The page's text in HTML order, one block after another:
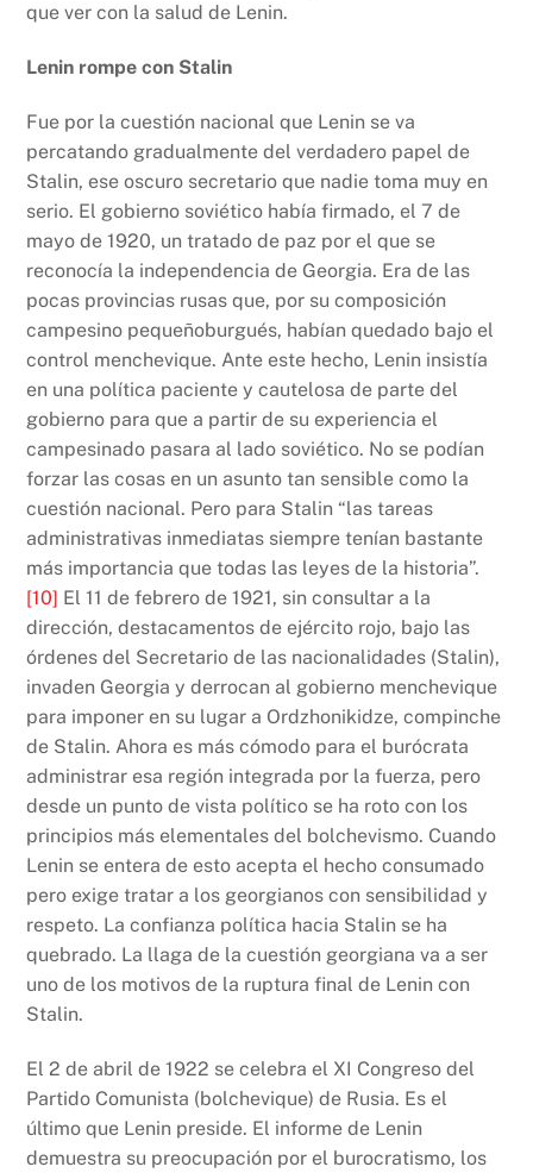
que ver con la salud de Lenin.
Lenin rompe con Stalin
Fue por la cuestión nacional que Lenin se va
percatando gradualmente del verdadero papel de
Stalin, ese oscuro secretario que nadie toma muy en
serio. El gobierno soviético había firmado, el 7 de
mayo de 1920, un tratado de paz por el que se
reconocía la independencia de Georgia. Era de las
pocas provincias rusas que, por su composición
campesino pequeñoburgués, habían quedado bajo el
control menchevique. Ante este hecho, Lenin insistía
en una política paciente y cautelosa de parte del
gobierno para que a partir de su experiencia el
campesinado pasara al lado soviético. No se podían
forzar las cosas en un asunto tan sensible como la
cuestión nacional. Pero para Stalin “las tareas
administrativas inmediatas siempre tenían bastante
más importancia que todas las leyes de la historia”.
[10] El 11 de febrero de 1921, sin consultar a la
dirección, destacamentos de ejército rojo, bajo las
órdenes del Secretario de las nacionalidades (Stalin),
invaden Georgia y derrocan al gobierno menchevique
para imponer en su lugar a Ordzhonikidze, compinche
de Stalin. Ahora es más cómodo para el burócrata
administrar esa región integrada por la fuerza, pero
desde un punto de vista político se ha roto con los
principios más elementales del bolchevismo. Cuando
Lenin se entera de esto acepta el hecho consumado
pero exige tratar a los georgianos con sensibilidad y
respeto. La confianza política hacia Stalin se ha
quebrado. La llaga de la cuestión georgiana va a ser
uno de los motivos de la ruptura final de Lenin con
Stalin.
El 2 de abril de 1922 se celebra el XI Congreso del
Partido Comunista (bolchevique) de Rusia. Es el
último que Lenin preside. El informe de Lenin
demuestra su preocupación por el burocratismo, los